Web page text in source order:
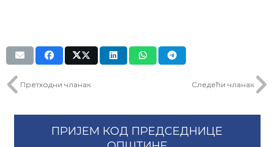
Претходни чланак Следећи чланак
ПРИЈЕМ КОД ПРЕДСЕДНИЦЕ